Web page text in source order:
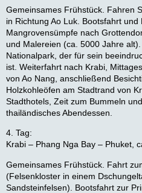
Gemeinsames Frühstück. Fahren
in Richtung Ao Luk. Bootsfahrt und
Mangrovensümpfe nach
und Malereien (ca. 5000 Jahre
Nationalpark, der für sein
ist. Weiterfahrt nach Krabi,
von Ao Nang, anschließend
Holzkohleöfen am Stadtrand von
Stadthotels, Zeit zum Bummeln
thailändisches Abendessen.
4. Tag:
Krabi – Phang Nga Bay – Phuket,
Gemeinsames Frühstück. Fahrt
(Felsenkloster in einem
Sandsteinfelsen). Bootsfahrt zur